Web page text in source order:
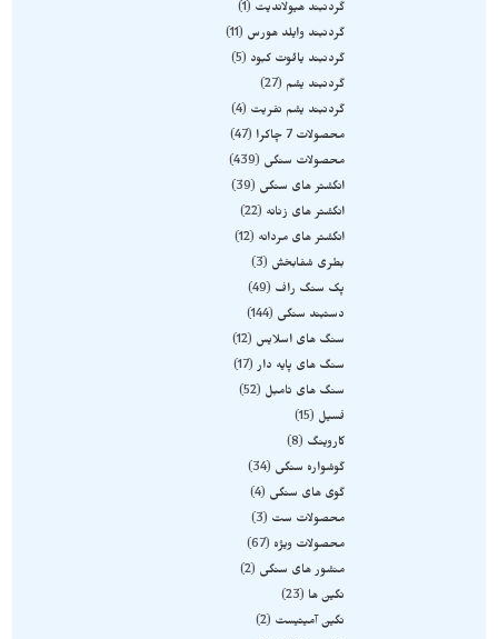
گردنبند هیولاندیت
1
گردنبند وایلد هورس
11
گردنبند یاقوت کبود
5
گردنبند یشم
27
گردنبند یشم نفریت
4
محصولات 7 چاکرا
47
محصولات سنگی
439
انگشتر های سنگی
39
انگشتر های زنانه
22
انگشتر های مردانه
12
بطری شفابخش
3
پک سنگ راف
49
دستبند سنگی
144
سنگ های اسلایس
12
سنگ های پایه دار 17
سنگ های تامبل
52
فسیل
15
کاروینگ
8
گوشواره سنگی
34
گوی های سنگی
4
محصولات ست
3
محصولات ویژه
67
منشور های سنگی
2
نگین ها
23
نگین آمیتیست
2